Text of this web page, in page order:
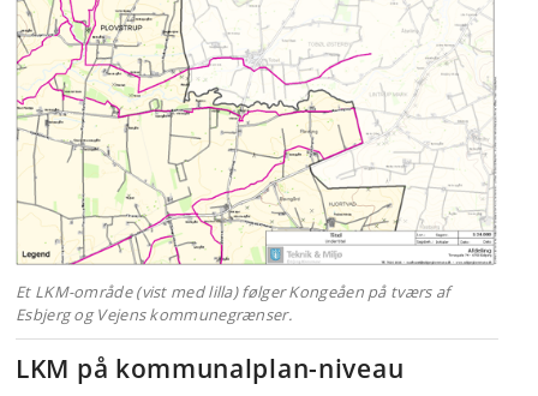
Et LKM-område (vist med lilla) følger Kongeåen på tværs af
Esbjerg og Vejens kommunegrænser.
LKM på kommunalplan-niveau